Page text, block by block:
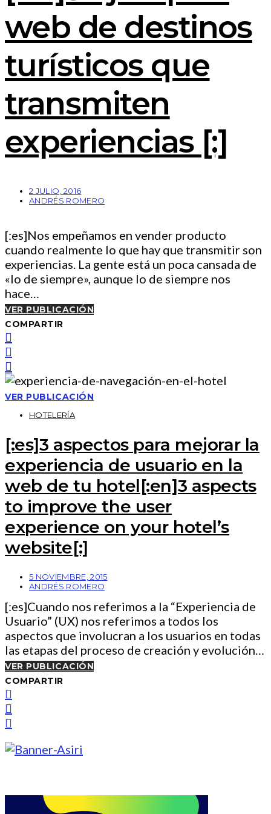
web de destinos
turísticos que
transmiten
experiencias [:]
2 JULIO, 2016
ANDRÉS ROMERO
[:es]Nos empeñamos en vender producto
cuando realmente lo que hay que transmitir son
experiencias. La gente está un poca cansada de
«lo de siempre», aunque lo de siempre nos
hace…
VER PUBLICACIÓN
COMPARTIR
VER PUBLICACIÓN
HOTELERÍA
[:es]3 aspectos para mejorar la
experiencia de usuario en la
web de tu hotel[:en]3 aspects
to improve the user
experience on your hotel’s
website[:]
5 NOVIEMBRE, 2015
ANDRÉS ROMERO
[:es]Cuando nos referimos a la “Experiencia de
Usuario” (UX) nos referimos a todos los
aspectos que involucran a los usuarios en todas
las etapas del proceso de creación y evolución…
VER PUBLICACIÓN
COMPARTIR